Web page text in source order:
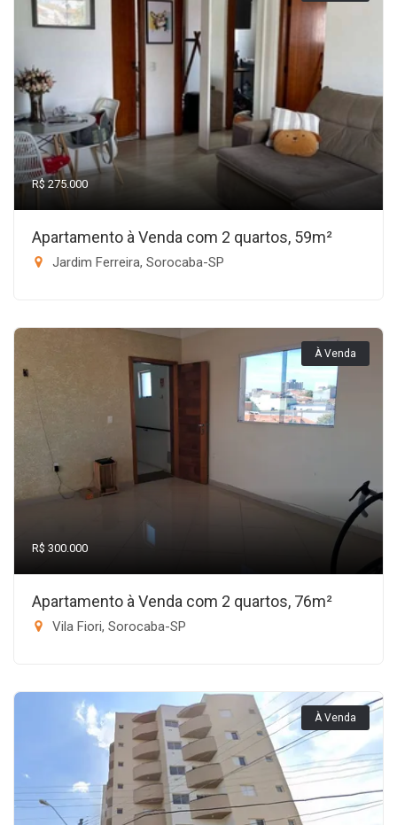
R$ 275.000
Apartamento à Venda com 2 quartos, 59m²
Jardim Ferreira, Sorocaba-SP
À Venda
R$ 300.000
Apartamento à Venda com 2 quartos, 76m²
Vila Fiori, Sorocaba-SP
À Venda